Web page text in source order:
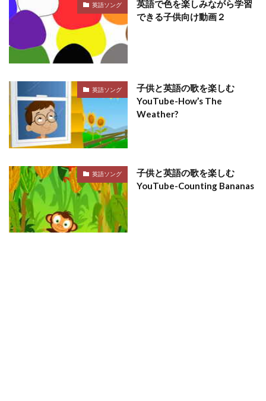
英語ソング
英語で色を楽しみながら学習
できる子供向け動画２
英語ソング
子供と英語の歌を楽しむ
YouTube-How’s The
Weather?
英語ソング
子供と英語の歌を楽しむ
YouTube-Counting Bananas